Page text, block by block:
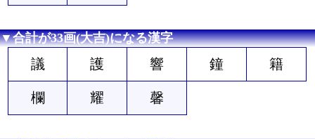
▼合計が33画(大吉)になる漢字
議 護 響 鐘 籍
欄 耀 馨